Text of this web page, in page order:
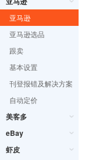
亚马逊
亚马逊选品
跟卖
基本设置
刊登报错及解决方案
自动定价
美客多
eBay
虾皮